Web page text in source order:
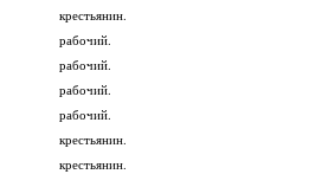
крестьянин.
рабочий.
рабочий.
рабочий.
рабочий.
крестьянин.
крестьянин.